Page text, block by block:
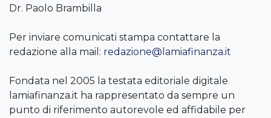
Dr. Paolo Brambilla
Per inviare comunicati stampa contattare la
redazione alla mail: redazione@lamiafinanza.it
Fondata nel 2005 la testata editoriale digitale
lamiafinanza.it ha rappresentato da sempre un
punto di riferimento autorevole ed affidabile per